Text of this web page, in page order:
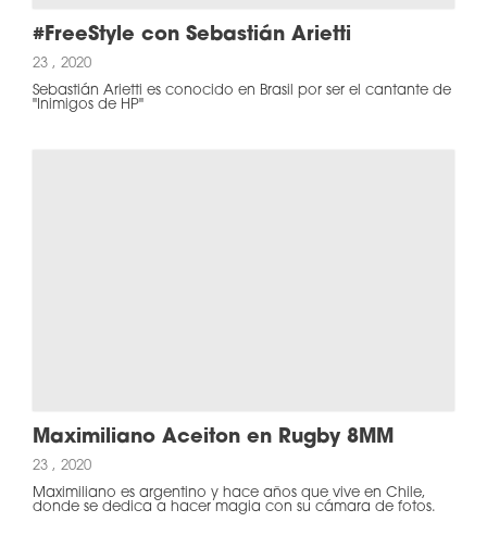
#FreeStyle con Sebastián Arietti
23 , 2020
Sebastián Arietti es conocido en Brasil por ser el cantante de
"Inimigos de HP"
Maximiliano Aceiton en Rugby 8MM
23 , 2020
Maximiliano es argentino y hace años que vive en Chile,
donde se dedica a hacer magia con su cámara de fotos.